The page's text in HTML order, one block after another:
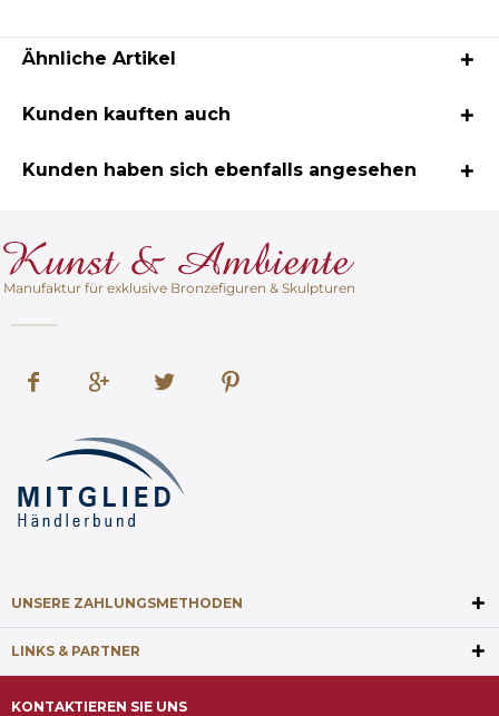
Ähnliche Artikel
Kunden kauften auch
Kunden haben sich ebenfalls angesehen
Manufaktur für exklusive Bronzefiguren & Skulpturen
UNSERE ZAHLUNGSMETHODEN
LINKS & PARTNER
KONTAKTIEREN SIE UNS